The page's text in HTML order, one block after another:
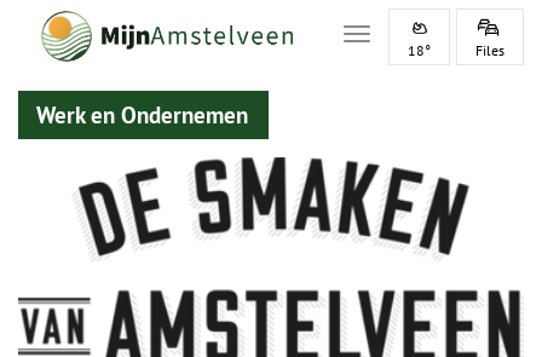
Toggle navigation
18° Files
Werk en Ondernemen